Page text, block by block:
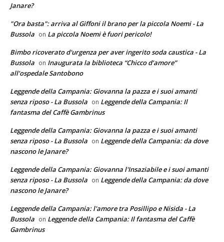
Janare?
"Ora basta": arriva al Giffoni il brano per la piccola Noemi - La
Bussola on La piccola Noemi è fuori pericolo!
Bimbo ricoverato d'urgenza per aver ingerito soda caustica - La
Bussola on Inaugurata la biblioteca “Chicco d’amore”
all’ospedale Santobono
Leggende della Campania: Giovanna la pazza e i suoi amanti
senza riposo - La Bussola on Leggende della Campania: Il
fantasma del Caffè Gambrinus
Leggende della Campania: Giovanna la pazza e i suoi amanti
senza riposo - La Bussola on Leggende della Campania: da dove
nascono le Janare?
Leggende della Campania: Giovanna l'Insaziabile e i suoi amanti
senza riposo - La Bussola on Leggende della Campania: da dove
nascono le Janare?
Leggende della Campania: l'amore tra Posillipo e Nisida - La
Bussola on Leggende della Campania: Il fantasma del Caffè
Gambrinus